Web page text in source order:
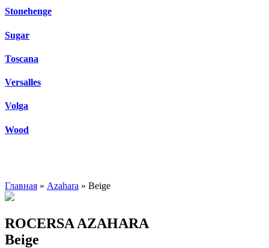
Stonehenge
Sugar
Toscana
Versalles
Volga
Wood
Главная » Azahara » Beige
ROCERSA AZAHARA
Beige